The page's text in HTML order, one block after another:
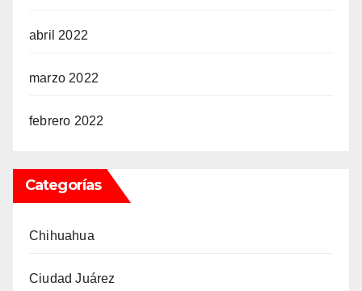
abril 2022
marzo 2022
febrero 2022
Categorías
Chihuahua
Ciudad Juárez